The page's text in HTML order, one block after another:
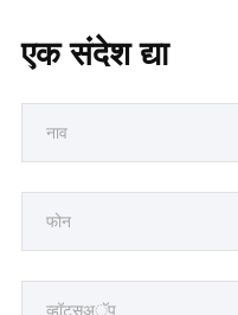
एक संदेश द्या